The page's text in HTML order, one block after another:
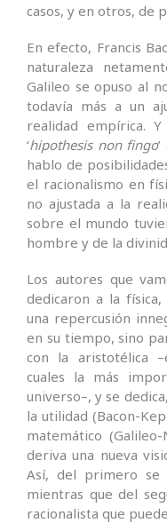
casos, y en otros, de
En efecto, Francis
naturaleza
Galileo se opuso al
todavía más a un
realidad empírica.
‘hipothesis non fingo
hablo de
el racionalismo en
no ajustada a la
sobre el mundo
hombre y de la
Los autores que
dedicaron a la
una repercusión
en su tiempo, sino
con la aristotélica
cuales la más
universo–, y se
la utilidad (Bacon-
matemático
deriva una nueva
Así, del primero se
mientras que del
racionalista que